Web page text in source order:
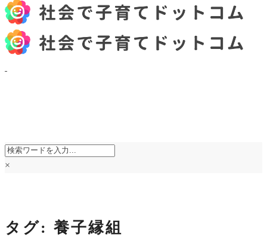
×
タグ: 養子縁組